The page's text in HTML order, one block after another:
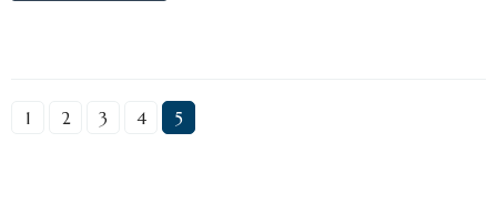
1 2 3 4 5